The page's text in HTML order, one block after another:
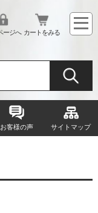
ージへ カートをみる
お客様の声 サイトマップ